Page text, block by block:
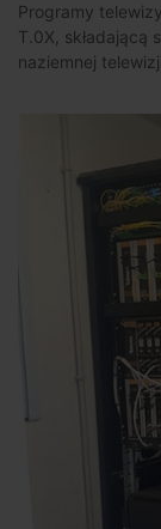
Programy
T.0X, składającą
naziemnej